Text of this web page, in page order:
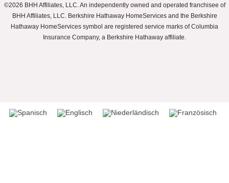
©2026 BHH Affiliates, LLC. An independently owned and operated franchisee of
BHH Affiliates, LLC. Berkshire Hathaway HomeServices and the Berkshire
Hathaway HomeServices symbol are registered service marks of Columbia
Insurance Company, a Berkshire Hathaway affiliate.